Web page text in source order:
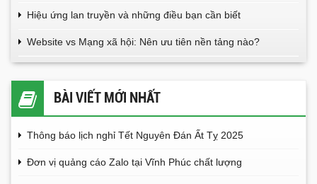
Hiệu ứng lan truyền và những điều bạn cần biết
Website vs Mạng xã hội: Nên ưu tiên nền tảng nào?
BÀI VIẾT MỚI NHẤT
Thông báo lịch nghỉ Tết Nguyên Đán Ất Tỵ 2025
Đơn vị quảng cáo Zalo tại Vĩnh Phúc chất lượng